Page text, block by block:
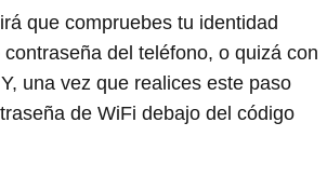
que compruebes tu identidad
del teléfono, o quizá con
una vez que realices este paso
de WiFi debajo del código